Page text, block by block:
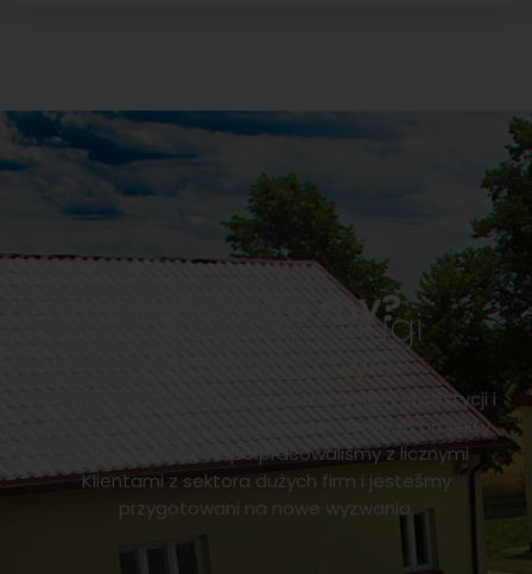
Dlaczego my?
Oferujemy usługi
kompleksowe
Doświadczenie zdobyte podczas tysięcy inwestycji i
ekspercka wiedza pozwalają nam tworzyć projekty
szyte na miarę. Współpracowaliśmy z licznymi
Klientami z sektora dużych firm i jesteśmy
przygotowani na nowe wyzwania.